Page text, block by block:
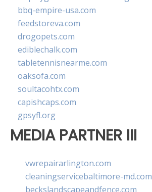
bbq-empire-usa.com
feedstoreva.com
drogopets.com
ediblechalk.com
tabletennisnearme.com
oaksofa.com
soultacohtx.com
capishcaps.com
gpsyfl.org
MEDIA PARTNER III
vwrepairarlington.com
cleaningservicebaltimore-md.com
beckslandscapeandfence.com